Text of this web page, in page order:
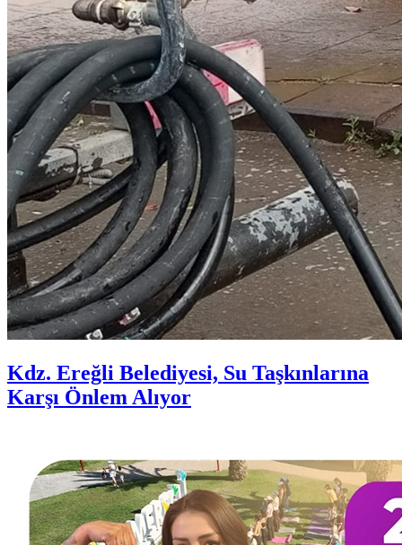
Kdz. Ereğli Belediyesi, Su Taşkınlarına
Karşı Önlem Alıyor